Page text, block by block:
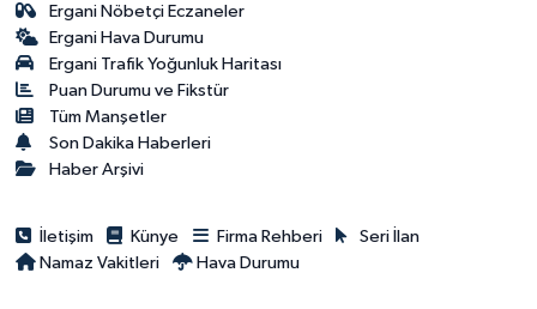
Ergani Nöbetçi Eczaneler
Ergani Hava Durumu
Ergani Trafik Yoğunluk Haritası
Puan Durumu ve Fikstür
Tüm Manşetler
Son Dakika Haberleri
Haber Arşivi
İletişim Künye Firma Rehberi
Seri İlan
Namaz Vakitleri
Hava Durumu